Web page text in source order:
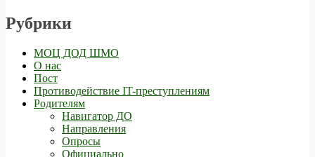
Рубрики
МОЦ ДОД ШМО
О нас
Пост
Противодействие IT-преступлениям
Родителям
Навигатор ДО
Направления
Опросы
Официально